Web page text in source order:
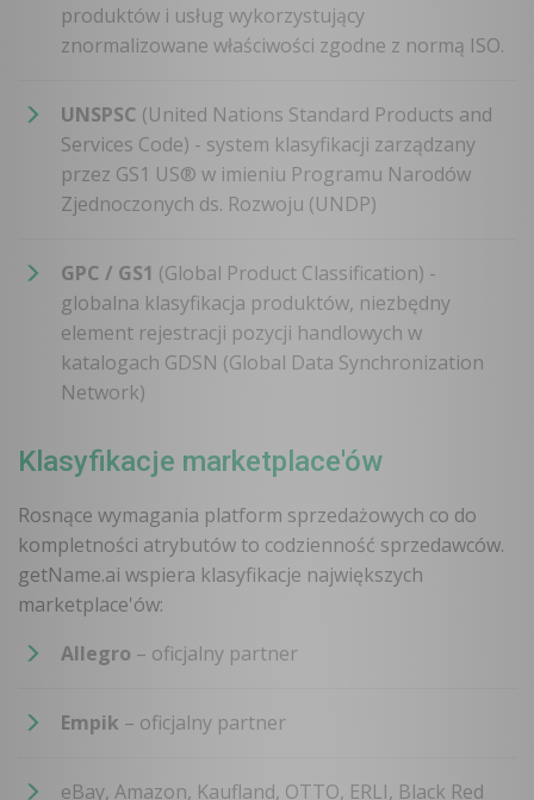
produktów i usług wykorzystujący
znormalizowane właściwości zgodne z normą ISO.
UNSPSC (United Nations Standard Products and
Services Code) - system klasyfikacji zarządzany
przez GS1 US® w imieniu Programu Narodów
Zjednoczonych ds. Rozwoju (UNDP)
GPC / GS1 (Global Product Classification) -
globalna klasyfikacja produktów, niezbędny
element rejestracji pozycji handlowych w
katalogach GDSN (Global Data Synchronization
Network)
Klasyfikacje marketplace'ów
Rosnące wymagania platform sprzedażowych co do
kompletności atrybutów to codzienność sprzedawców.
getName.ai wspiera klasyfikacje największych
marketplace'ów:
Allegro – oficjalny partner
Empik – oficjalny partner
eBay, Amazon, Kaufland, OTTO, ERLI, Black Red